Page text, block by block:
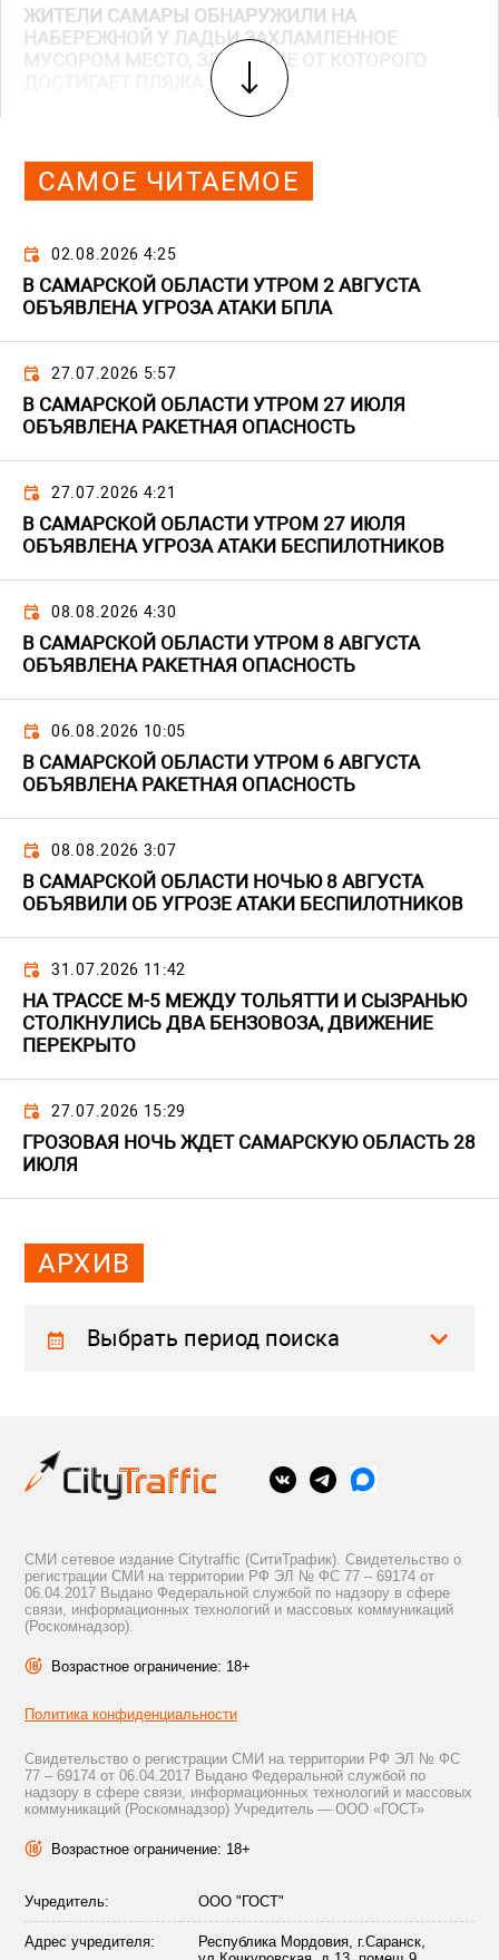
ЖИТЕЛИ САМАРЫ ОБНАРУЖИЛИ НА
НАБЕРЕЖНОЙ У ЛАДЬИ ЗАХЛАМЛЕННОЕ
МУСОРОМ МЕСТО, ЗЛОВОНИЕ ОТ КОТОРОГО
САМОЕ ЧИТАЕМОЕ
02.08.2026 4:25
В САМАРСКОЙ ОБЛАСТИ УТРОМ 2 АВГУСТА
ОБЪЯВЛЕНА УГРОЗА АТАКИ БПЛА
27.07.2026 5:57
В САМАРСКОЙ ОБЛАСТИ УТРОМ 27 ИЮЛЯ
ОБЪЯВЛЕНА РАКЕТНАЯ ОПАСНОСТЬ
27.07.2026 4:21
В САМАРСКОЙ ОБЛАСТИ УТРОМ 27 ИЮЛЯ
ОБЪЯВЛЕНА УГРОЗА АТАКИ БЕСПИЛОТНИКОВ
08.08.2026 4:30
В САМАРСКОЙ ОБЛАСТИ УТРОМ 8 АВГУСТА
ОБЪЯВЛЕНА РАКЕТНАЯ ОПАСНОСТЬ
06.08.2026 10:05
В САМАРСКОЙ ОБЛАСТИ УТРОМ 6 АВГУСТА
ОБЪЯВЛЕНА РАКЕТНАЯ ОПАСНОСТЬ
08.08.2026 3:07
В САМАРСКОЙ ОБЛАСТИ НОЧЬЮ 8 АВГУСТА
ОБЪЯВИЛИ ОБ УГРОЗЕ АТАКИ БЕСПИЛОТНИКОВ
31.07.2026 11:42
НА ТРАССЕ М-5 МЕЖДУ ТОЛЬЯТТИ И СЫЗРАНЬЮ
СТОЛКНУЛИСЬ ДВА БЕНЗОВОЗА, ДВИЖЕНИЕ
ПЕРЕКРЫТО
27.07.2026 15:29
ГРОЗОВАЯ НОЧЬ ЖДЕТ САМАРСКУЮ ОБЛАСТЬ 28
ИЮЛЯ
АРХИВ
Выбрать период поиска
СМИ сетевое издание Citytraffic (СитиТрафик). Свидетельство о
регистрации СМИ на территории РФ ЭЛ № ФС 77 – 69174 от
06.04.2017 Выдано Федеральной службой по надзору в сфере
связи, информационных технологий и массовых коммуникаций
(Роскомнадзор).
Возрастное ограничение: 18+
Политика конфиденциальности
Свидетельство о регистрации СМИ на территории РФ ЭЛ № ФС
77 – 69174 от 06.04.2017 Выдано Федеральной службой по
надзору в сфере связи, информационных технологий и массовых
коммуникаций (Роскомнадзор) Учредитель — ООО «ГОСТ»
Возрастное ограничение: 18+
Учредитель: ООО "ГОСТ"
Адрес учредителя:
Республика Мордовия, г.Саранск,